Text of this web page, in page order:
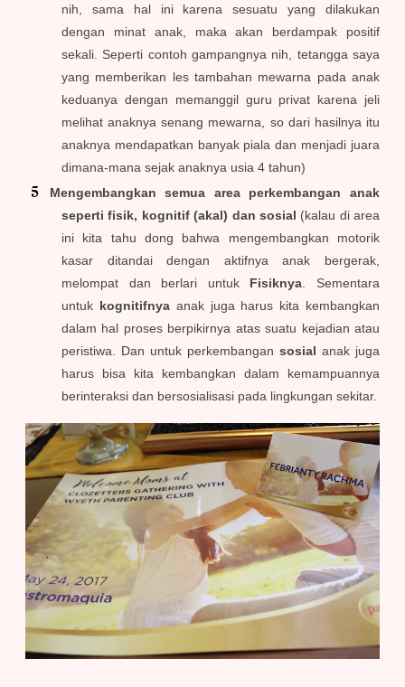
nih, sama hal ini karena sesuatu yang dilakukan
dengan minat anak, maka akan berdampak positif
sekali. Seperti contoh gampangnya nih, tetangga saya
yang memberikan les tambahan mewarna pada anak
keduanya dengan memanggil guru privat karena jeli
melihat anaknya senang mewarna, so dari hasilnya itu
anaknya mendapatkan banyak piala dan menjadi juara
dimana-mana sejak anaknya usia 4 tahun)
Mengembangkan semua area perkembangan anak
seperti fisik, kognitif (akal) dan sosial (kalau di area
ini kita tahu dong bahwa mengembangkan motorik
kasar ditandai dengan aktifnya anak bergerak,
melompat dan berlari untuk Fisiknya. Sementara
untuk kognitifnyaanak juga harus kita kembangkan
dalam hal proses berpikirnya atas suatu kejadian atau
peristiwa. Dan untuk perkembangan sosial anak juga
harus bisa kita kembangkan dalam kemampuannya
berinteraksi dan bersosialisasi pada lingkungan sekitar.